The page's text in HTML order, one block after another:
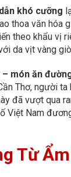
khó cưỡng
thoa văn
theo khẩu vị
da vịt vàng
món ăn
Thơ, người
đã vượt qua
Việt Nam
Từ